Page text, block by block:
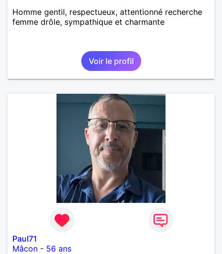
Homme gentil, respectueux, attentionné recherche
femme drôle, sympathique et charmante
Voir le profil
Paul71
Mâcon - 56 ans